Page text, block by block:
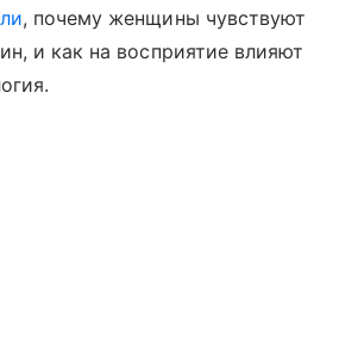
, почему женщины чувствуют
и как на восприятие влияют